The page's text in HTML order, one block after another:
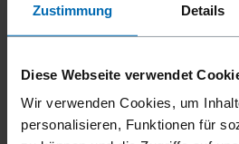
Zustimmung Details
Diese Webseite verwendet
Wir verwenden Cookies, um
personalisieren, Funktionen für